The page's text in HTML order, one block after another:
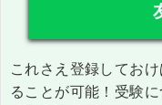
これさえ登録してお
ることが可能！受験